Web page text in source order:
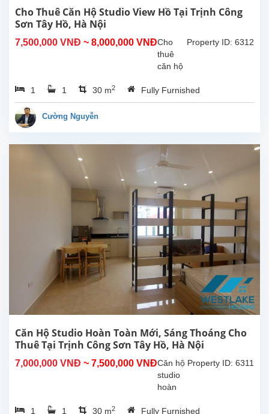
sáng
Cho Thuê Căn Hộ Studio View Hồ Tại Trịnh Công
Sơn Tây Hồ, Hà Nội
7,500,000 VNĐ ~ 8,000,000 VNĐ Property ID: 6312
Cho
thuê
căn hộ
view hồ
tại
Tây
Hồ.
tích
30m²,
đã
lắp đặt
các
trang
thiết bị,
nội thất
1 1 30 m2 Fully Furnished
Cường Nguyễn
Căn Hộ Studio Hoàn Toàn Mới, Sáng Thoáng Cho
Thuê Tại Trịnh Công Sơn Tây Hồ, Hà Nội
7,000,000 VNĐ ~ 7,500,000 VNĐ Property ID: 6311
Căn hộ
studio
hoàn
mới tại
1 1 30 m2 Fully Furnished